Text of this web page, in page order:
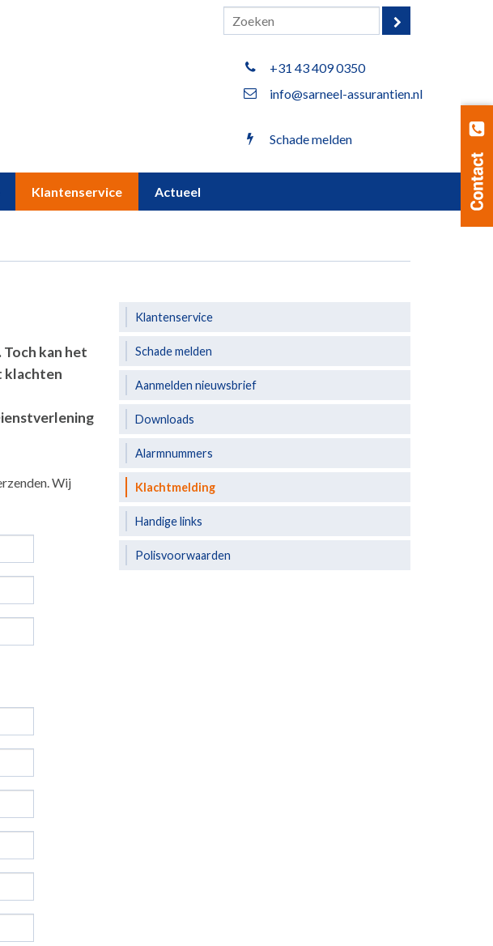
+31 43 409 0350
info@sarneel-assurantien.nl
Schade melden
Klantenservice Actueel
kan het
klachten
Wij
Klantenservice
Schade melden
Aanmelden nieuwsbrief
Downloads
Alarmnummers
Klachtmelding
Handige links
Polisvoorwaarden